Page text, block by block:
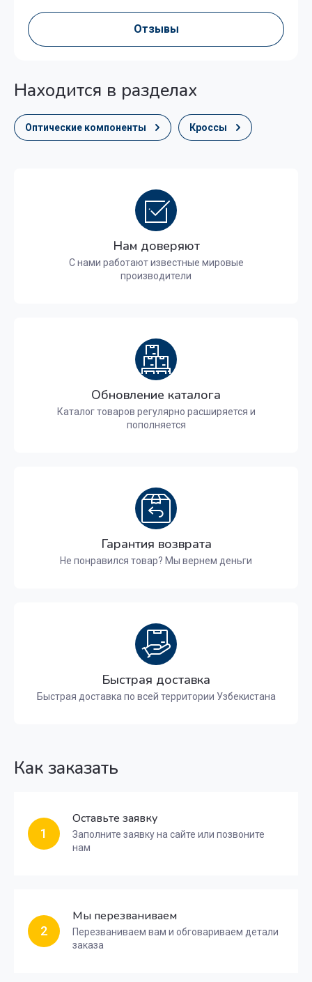
Отзывы
Находится в разделах
Оптические компоненты Кроссы
Нам доверяют
С нами работают известные мировые
производители
Обновление каталога
Каталог товаров регулярно расширяется и
пополняется
Гарантия возврата
Не понравился товар? Мы вернем деньги
Быстрая доставка
Быстрая доставка по всей территории Узбекистана
Как заказать
1
Оставьте заявку
Заполните заявку на сайте или позвоните
нам
2
Мы перезваниваем
Перезваниваем вам и обговариваем детали
заказа